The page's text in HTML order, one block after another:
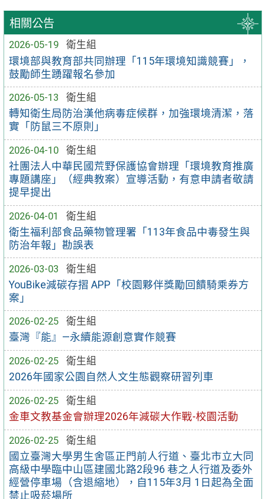
相關公告
2026-05-19
衛生組
環境部與教育部共同辦理「115年環境知識競賽」，
鼓勵師生踴躍報名參加
2026-05-13
衛生組
轉知衛生局防治漢他病毒症候群，加強環境清潔，落
實「防鼠三不原則」
2026-04-10
衛生組
社團法人中華民國荒野保護協會辦理「環境教育推廣
專題講座」（經典教案）宣導活動，有意申請者敬請
提早提出
2026-04-01
衛生組
衛生福利部食品藥物管理署「113年食品中毒發生與
防治年報」勘誤表
2026-03-03
衛生組
YouBike減碳存摺 APP「校園夥伴獎勵回饋騎乘券方
案」
2026-02-25
衛生組
臺灣『能』—永續能源創意實作競賽
2026-02-25
衛生組
2026年國家公園自然人文生態觀察研習列車
2026-02-25
衛生組
金車文教基金會辦理2026年減碳大作戰-校園活動
2026-02-25
衛生組
國立臺灣大學男生舍區正門前人行道、臺北市立大同
高級中學臨中山區建國北路2段96 巷之人行道及委外
經營停車場（含退縮地），自115年3月 1日起為全面
禁止吸菸場所